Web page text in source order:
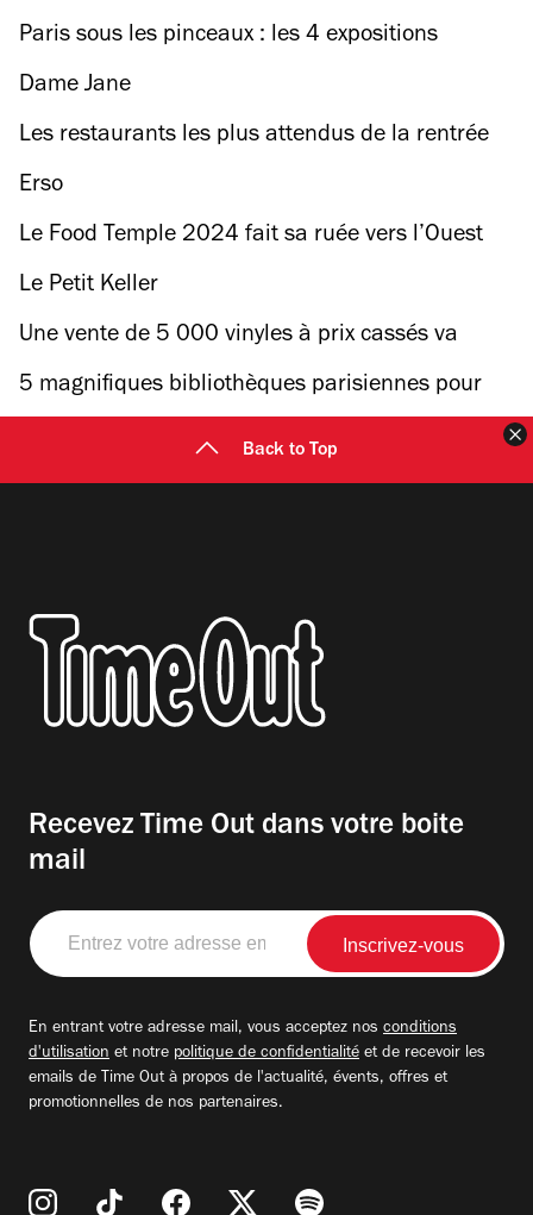
prolonger l’été à Paris
Paris sous les pinceaux : les 4 expositions
peinture les plus attendues de la rentrée 2024
Dame Jane
Les restaurants les plus attendus de la rentrée
2024 à Paris
Erso
Le Food Temple 2024 fait sa ruée vers l’Ouest
Le Petit Keller
Une vente de 5 000 vinyles à prix cassés va
avoir lieu sur les rails de la Petite Ceinture
5 magnifiques bibliothèques parisiennes pour
Back to Top
Recevez Time Out dans votre boite
mail
Entrez
votre
adresse
En entrant votre adresse mail, vous acceptez nos conditions
d'utilisation et notre politique de confidentialité et de recevoir les
emails de Time Out à propos de l'actualité, évents, offres et
promotionnelles de nos partenaires.